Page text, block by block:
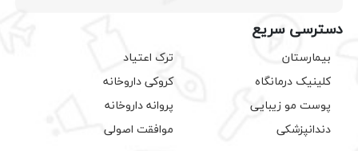
دسترسی سریع
بیمارستان
کلینیک درمانگاه
پوست مو زیبایی
دندانپزشکی
ترک اعتیاد
کروکی داروخانه
پروانه داروخانه
موافقت اصولی